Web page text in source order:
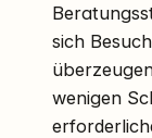
sich
wenigen